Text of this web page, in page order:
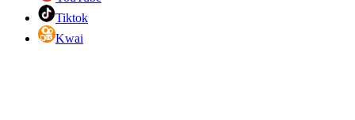
Tiktok
Kwai